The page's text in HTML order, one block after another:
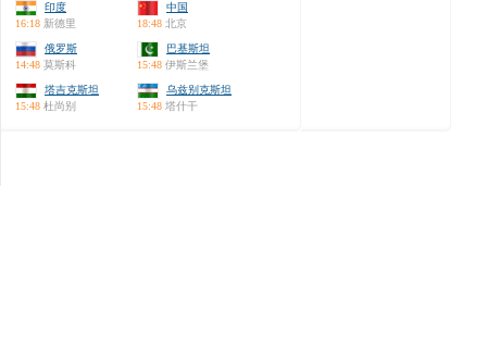
印度
16:18 新德里
中国
18:48 北京
俄罗斯
14:48 莫斯科
巴基斯坦
15:48 伊斯兰堡
塔吉克斯坦
15:48 杜尚别
乌兹别克斯坦
15:48 塔什干